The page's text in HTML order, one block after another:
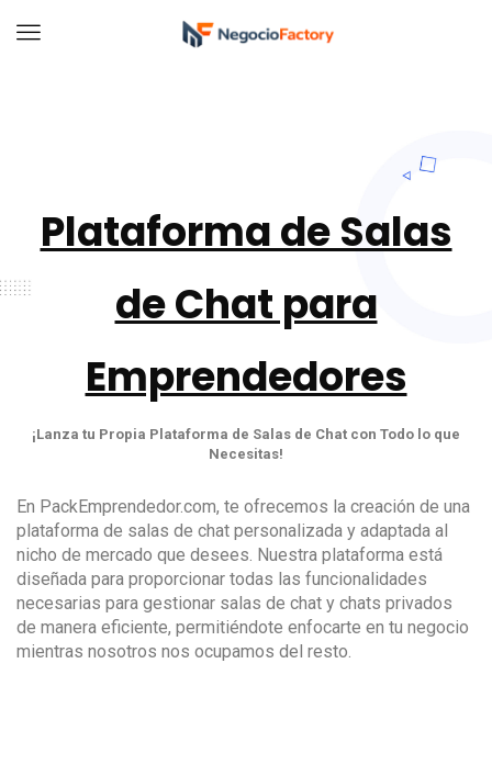
Plataforma de Salas
de Chat para
Emprendedores
¡Lanza tu Propia Plataforma de Salas de Chat con Todo lo que
Necesitas!
En PackEmprendedor.com, te ofrecemos la creación de una
plataforma de salas de chat personalizada y adaptada al
nicho de mercado que desees. Nuestra plataforma está
diseñada para proporcionar todas las funcionalidades
necesarias para gestionar salas de chat y chats privados
de manera eficiente, permitiéndote enfocarte en tu negocio
mientras nosotros nos ocupamos del resto.